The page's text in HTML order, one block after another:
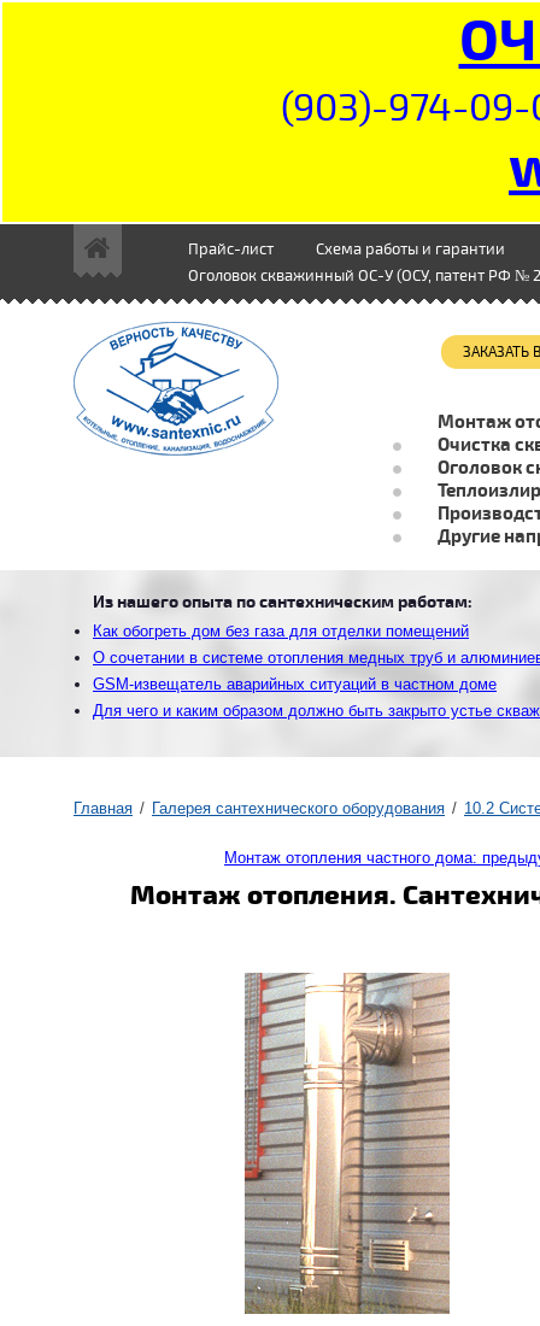
(903)-974-09-
Главная Галерея сантехнического оборудования 10.2
Монтаж отопления частного дома:
Монтаж отопления.
Прайс-лист
Схема работы и гарантии
Оголовок скважинный ОС-У (ОСУ, патент РФ №
Монтаж
Очистка
Оголовок
Другие
Из нашего опыта по сантехническим работам:
Как обогреть дом без газа для отделки помещений
О сочетании в системе отопления медных труб и
GSM-извещатель аварийных ситуаций в частном доме
Для чего и каким образом должно быть закрыто устье